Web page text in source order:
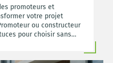
promoteurs et
votre projet
ou constructeur
pour choisir sans